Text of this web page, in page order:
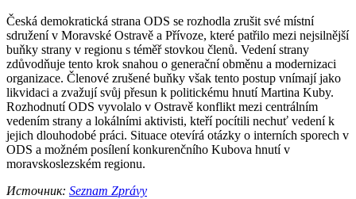
Česká demokratická strana ODS se rozhodla zrušit své místní
sdružení v Moravské Ostravě a Přívoze, které patřilo mezi nejsilnější
buňky strany v regionu s téměř stovkou členů. Vedení strany
zdůvodňuje tento krok snahou o generační obměnu a modernizaci
organizace. Členové zrušené buňky však tento postup vnímají jako
likvidaci a zvažují svůj přesun k politickému hnutí Martina Kuby.
Rozhodnutí ODS vyvolalo v Ostravě konflikt mezi centrálním
vedením strany a lokálními aktivisti, kteří pocítili nechuť vedení k
jejich dlouhodobé práci. Situace otevírá otázky o interních sporech v
ODS a možném posílení konkurenčního Kubova hnutí v
moravskoslezském regionu.
Источник: Seznam Zprávy